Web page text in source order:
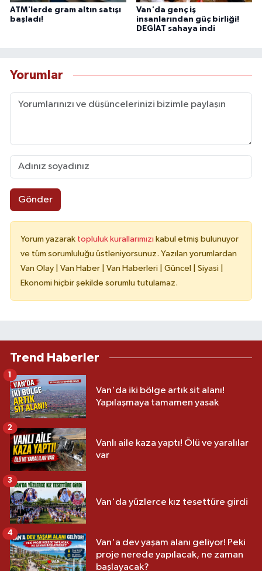
ATM'lerde gram altın satışı
başladı!
Van'da genç iş
insanlarından güç birliği!
DEGİAT sahaya indi
Yorumlar
Gönder
Yorum yazarak topluluk kurallarımızı kabul etmiş bulunuyor
ve tüm sorumluluğu üstleniyorsunuz. Yazılan yorumlardan
Van Olay | Van Haber | Van Haberleri | Güncel | Siyasi |
Ekonomi hiçbir şekilde sorumlu tutulamaz.
Trend Haberler
Van'da iki bölge artık sit alanı!
Yapılaşmaya tamamen yasak
1
Vanlı aile kaza yaptı! Ölü ve yaralılar
var
2
Van'da yüzlerce kız tesettüre girdi
3
Van'a dev yaşam alanı geliyor! Peki
proje nerede yapılacak, ne zaman
başlayacak?
4